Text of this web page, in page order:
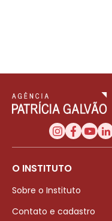
O INSTITUTO
Sobre o Instituto
Contato e cadastro